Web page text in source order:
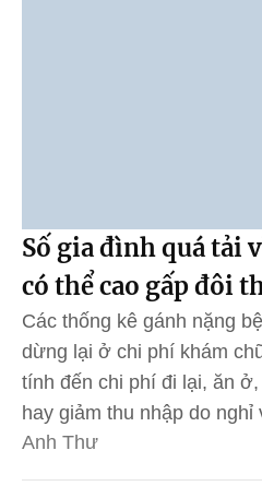
Số gia đình quá tải
có thể cao gấp đôi
Các thống kê gánh nặng
dừng lại ở chi phí khám
tính đến chi phí đi lại, ăn
hay giảm thu nhập do nghỉ
Anh Thư